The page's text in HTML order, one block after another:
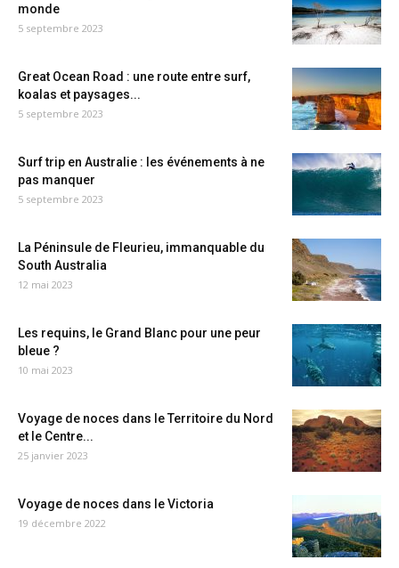
monde
5 septembre 2023
Great Ocean Road : une route entre surf,
koalas et paysages...
5 septembre 2023
Surf trip en Australie : les événements à ne
pas manquer
5 septembre 2023
La Péninsule de Fleurieu, immanquable du
South Australia
12 mai 2023
Les requins, le Grand Blanc pour une peur
bleue ?
10 mai 2023
Voyage de noces dans le Territoire du Nord
et le Centre...
25 janvier 2023
Voyage de noces dans le Victoria
19 décembre 2022